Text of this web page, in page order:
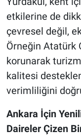
etkilerine de
çevresel değil,
Örneğin Atatürk
korunarak
kalitesi
verimliliğini
Ankara İçin
Daireler Çizen